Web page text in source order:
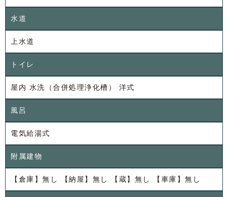
水道
上水道
トイレ
屋内 水洗（合併処理浄化槽） 洋式
風呂
電気給湯式
附属建物
【倉庫】無し 【納屋】無し 【蔵】無し 【車庫】無し